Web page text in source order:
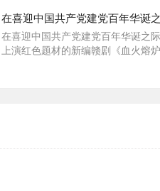
2026-05-28
2026-05-27
在喜迎中国共产党建党百年华诞
在喜迎中国共产党建党百年华诞之
上演红色题材的新编赣剧《血火熔